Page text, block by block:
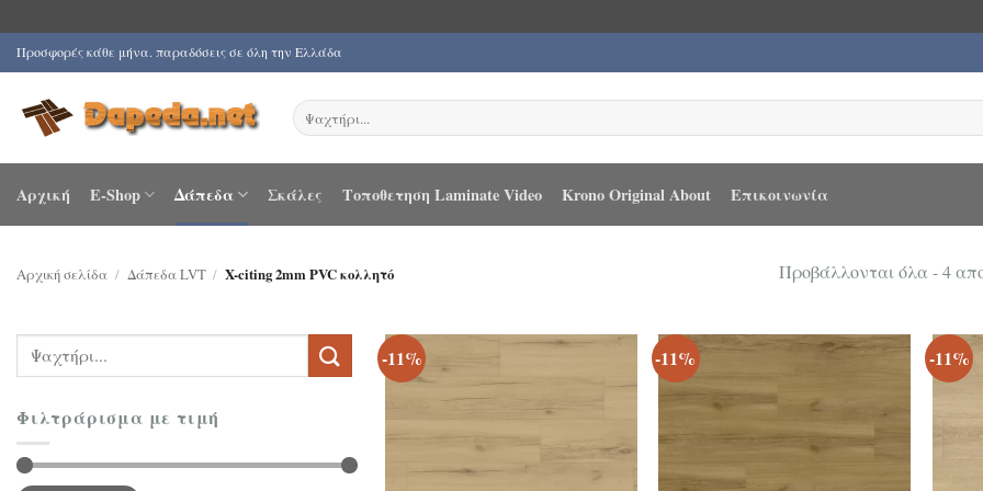
Μετάβαση
στο
περιεχόμενο
Προσφορές κάθε μήνα. παραδόσεις σε όλη την Ελλάδα
Αναζήτηση
για:
Αρχική E-Shop Δάπεδα Σκάλες Τοποθετηση Laminate Video Krono Original About Επικοινωνία
Αρχική σελίδα / Δάπεδα LVT / X-citing 2mm PVC κολλητό Προβάλλονται όλα - 4
Αναζήτηση
για:
Φιλτράρισμα με τιμή
-11% -11% -11%